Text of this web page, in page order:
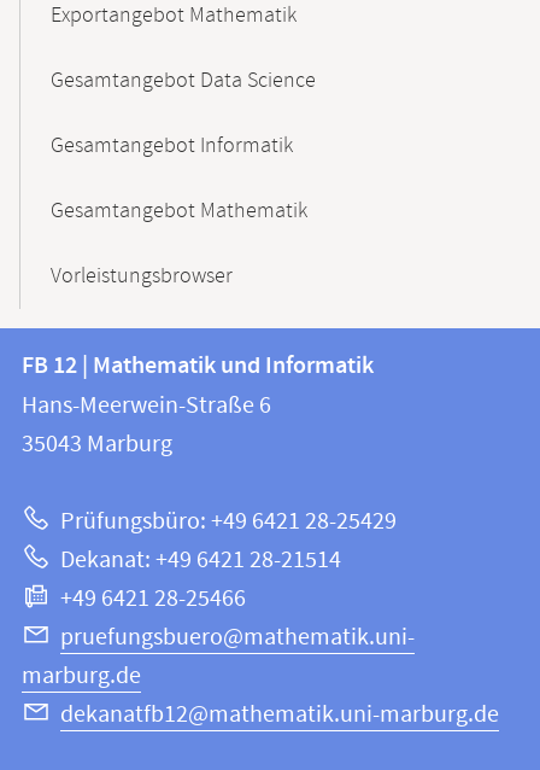
Exportangebot Mathematik
Gesamtangebot Data Science
Gesamtangebot Informatik
Gesamtangebot Mathematik
Vorleistungsbrowser
Kontakt
und
Informationen
Website
FB
12
|
und
Informatik
FB 12 | Mathematik und Informatik
Hans-Meerwein-Straße 6
35043 Marburg
Prüfungsbüro: +49 6421 28-25429
Dekanat: +49 6421 28-21514
+49 6421 28-25466
pruefungsbuero@mathematik.uni-
marburg.de
dekanatfb12@mathematik.uni-marburg.de